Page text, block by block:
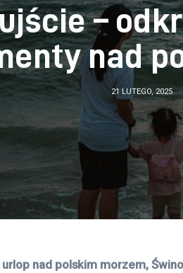
–
nad
21 LUTEGO, 2025
nad polskim morzem,